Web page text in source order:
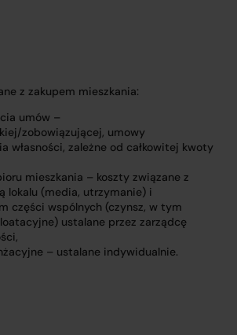
z zakupem mieszkania:
umów –
zobowiązującej, umowy
własności, zależne od całkowitej kwoty
mieszkania – koszty związane z
lokalu (media, utrzymanie) i
części wspólnych (czynsz, w tym
ustalane przez zarządcę
– ustalane indywidualnie.